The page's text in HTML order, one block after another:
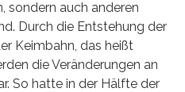
sondern auch anderen
Durch die Entstehung der
Keimbahn, das heißt
die Veränderungen an
So hatte in der Hälfte der